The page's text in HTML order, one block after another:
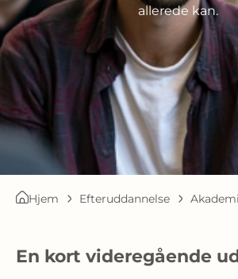
allerede kan.
Hjem Efteruddannelse
En kort videregående